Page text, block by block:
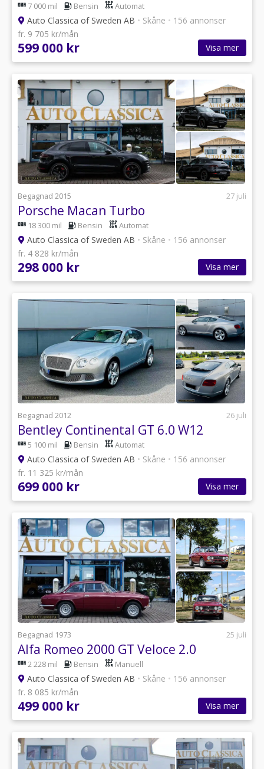
7 000 mil Bensin Automat
Auto Classica of Sweden AB • Skåne • 156 annonser
fr. 9 705 kr/mån
599 000 kr Visa mer
Begagnad 2015 27 juli
Porsche Macan Turbo
18 300 mil Bensin Automat
Auto Classica of Sweden AB • Skåne • 156 annonser
fr. 4 828 kr/mån
298 000 kr Visa mer
Begagnad 2012 26 juli
Bentley Continental GT 6.0 W12
5 100 mil Bensin Automat
Auto Classica of Sweden AB • Skåne • 156 annonser
fr. 11 325 kr/mån
699 000 kr Visa mer
Begagnad 1973 25 juli
Alfa Romeo 2000 GT Veloce 2.0
2 228 mil Bensin Manuell
Auto Classica of Sweden AB • Skåne • 156 annonser
fr. 8 085 kr/mån
499 000 kr Visa mer